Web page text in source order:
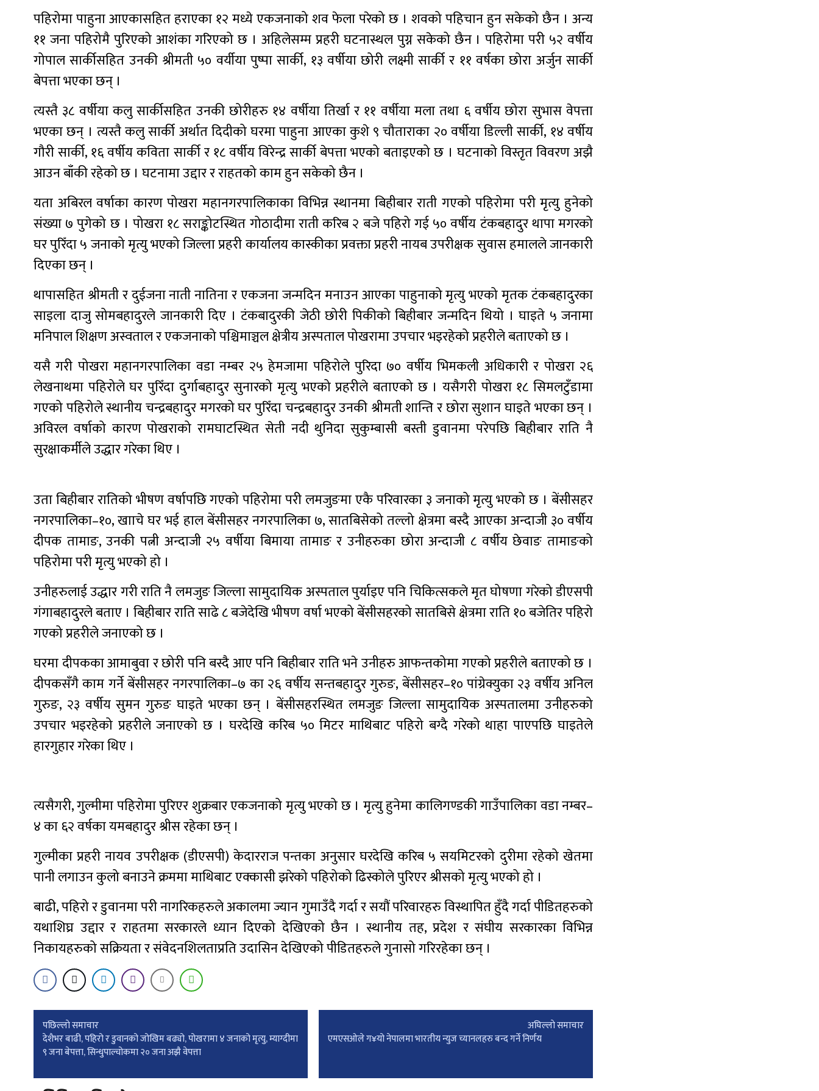
पहिरोमा पाहुना आएकासहित हराएका १२ मध्ये एकजनाको शव फेला परेको छ । शवको पहिचान हुन सकेको छैन । अन्य
११ जना पहिरोमै पुरिएको आशंका गरिएको छ । अहिलेसम्म प्रहरी घटनास्थल पुग्न सकेको छैन । पहिरोमा परी ५२ वर्षीय
गोपाल सार्कीसहित उनकी श्रीमती ५० वर्यीया पुष्पा सार्की, १३ वर्षीया छोरी लक्ष्मी सार्की र ११ वर्षका छोरा अर्जुन सार्की
बेपत्ता भएका छन् ।
त्यस्तै ३८ वर्षीया कलु सार्कीसहित उनकी छोरीहरु १४ वर्षीया तिर्खा र ११ वर्षीया मला तथा ६ वर्षीय छोरा सुभास वेपत्ता
भएका छन् । त्यस्तै कलु सार्की अर्थात दिदीको घरमा पाहुना आएका कुशे ९ चौताराका २० वर्षीया डिल्ली सार्की, १४ वर्षीय
गौरी सार्की, १६ वर्षीय कविता सार्की र १८ वर्षीय विरेन्द्र सार्की बेपत्ता भएको बताइएको छ । घटनाको विस्तृत विवरण अझै
आउन बाँकी रहेको छ । घटनामा उद्दार र राहतको काम हुन सकेको छैन ।
यता अबिरल वर्षाका कारण पोखरा महानगरपालिकाका विभिन्न स्थानमा बिहीबार राती गएको पहिरोमा परी मृत्यु हुनेको
संख्या ७ पुगेको छ । पोखरा १८ सराङ्कोटस्थित गोठादीमा राती करिब २ बजे पहिरो गई ५० वर्षीय टंकबहादुर थापा मगरको
घर पुरिँदा ५ जनाको मृत्यु भएको जिल्ला प्रहरी कार्यालय कास्कीका प्रवक्ता प्रहरी नायब उपरीक्षक सुवास हमालले जानकारी
दिएका छन् ।
थापासहित श्रीमती र दुईजना नाती नातिना र एकजना जन्मदिन मनाउन आएका पाहुनाको मृत्यु भएको मृतक टंकबहादुरका
साइला दाजु सोमबहादुरले जानकारी दिए । टंकबादुरकी जेठी छोरी पिकीको बिहीबार जन्मदिन थियो । घाइते ५ जनामा
मनिपाल शिक्षण अस्वताल र एकजनाको पश्चिमाञ्चल क्षेत्रीय अस्पताल पोखरामा उपचार भइरहेको प्रहरीले बताएको छ ।
यसै गरी पोखरा महानगरपालिका वडा नम्बर २५ हेमजामा पहिरोले पुरिदा ७० वर्षीय भिमकली अधिकारी र पोखरा २६
लेखनाथमा पहिरोले घर पुरिँदा दुर्गाबहादुर सुनारको मृत्यु भएको प्रहरीले बताएको छ । यसैगरी पोखरा १८ सिमलटुँडामा
गएको पहिरोले स्थानीय चन्द्रबहादुर मगरको घर पुरिँदा चन्द्रबहादुर उनकी श्रीमती शान्ति र छोरा सुशान घाइते भएका छन् ।
अविरल वर्षाको कारण पोखराको रामघाटस्थित सेती नदी थुनिदा सुकुम्बासी बस्ती डुवानमा परेपछि बिहीबार राति नै
सुरक्षाकर्मीले उद्धार गरेका थिए ।
उता बिहीबार रातिको भीषण वर्षापछि गएको पहिरोमा परी लमजुङमा एकै परिवारका ३ जनाको मृत्यु भएको छ । बेंसीसहर
नगरपालिका–१०, खााचे घर भई हाल बेंसीसहर नगरपालिका ७, सातबिसेको तल्लो क्षेत्रमा बस्दै आएका अन्दाजी ३० वर्षीय
दीपक तामाङ, उनकी पत्नी अन्दाजी २५ वर्षीया बिमाया तामाङ र उनीहरुका छोरा अन्दाजी ८ वर्षीय छेवाङ तामाङको
पहिरोमा परी मृत्यु भएको हो ।
उनीहरुलाई उद्धार गरी राति नै लमजुङ जिल्ला सामुदायिक अस्पताल पुर्याइए पनि चिकित्सकले मृत घोषणा गरेको डीएसपी
गंगाबहादुरले बताए । बिहीबार राति साढे ८ बजेदेखि भीषण वर्षा भएको बेंसीसहरको सातबिसे क्षेत्रमा राति १० बजेतिर पहिरो
गएको प्रहरीले जनाएको छ ।
घरमा दीपकका आमाबुवा र छोरी पनि बस्दै आए पनि बिहीबार राति भने उनीहरु आफन्तकोमा गएको प्रहरीले बताएको छ ।
दीपकसँगै काम गर्ने बेंसीसहर नगरपालिका–७ का २६ वर्षीय सन्तबहादुर गुरुङ, बेंसीसहर–१० पांग्रेक्युका २३ वर्षीय अनिल
गुरुङ, २३ वर्षीय सुमन गुरुङ घाइते भएका छन् । बेंसीसहरस्थित लमजुङ जिल्ला सामुदायिक अस्पतालमा उनीहरुको
उपचार भइरहेको प्रहरीले जनाएको छ । घरदेखि करिब ५० मिटर माथिबाट पहिरो बग्दै गरेको थाहा पाएपछि घाइतेले
हारगुहार गरेका थिए ।
त्यसैगरी, गुल्मीमा पहिरोमा पुरिएर शुक्रबार एकजनाको मृत्यु भएको छ । मृत्यु हुनेमा कालिगण्डकी गाउँपालिका वडा नम्बर–
४ का ६२ वर्षका यमबहादुर श्रीस रहेका छन् ।
गुल्मीका प्रहरी नायव उपरीक्षक (डीएसपी) केदारराज पन्तका अनुसार घरदेखि करिब ५ सयमिटरको दुरीमा रहेको खेतमा
पानी लगाउन कुलो बनाउने क्रममा माथिबाट एक्कासी झरेको पहिरोको ढिस्कोले पुरिएर श्रीसको मृत्यु भएको हो ।
बाढी, पहिरो र डुवानमा परी नागरिकहरुले अकालमा ज्यान गुमाउँदै गर्दा र सयौं परिवारहरु विस्थापित हुँदै गर्दा पीडितहरुको
यथाशिघ्र उद्दार र राहतमा सरकारले ध्यान दिएको देखिएको छैन । स्थानीय तह, प्रदेश र संघीय सरकारका विभिन्न
निकायहरुको सक्रियता र संवेदनशिलताप्रति उदासिन देखिएको पीडितहरुले गुनासो गरिरहेका छन् ।
Post
navigation
पछिल्लाे समाचार
देशैभर बाढी, पहिरो र डुवानको जोखिम बढ्यो, पोखरामा ४ जनाको मृत्यु, म्याग्दीमा
९ जना बेपत्ता, सिन्धुपाल्चोकमा २० जना अझै वेपत्ता
अघिल्लाे समाचार
एमएसओले ग¥यो नेपालमा भारतीय न्युज च्यानलहरु बन्द गर्ने निर्णय